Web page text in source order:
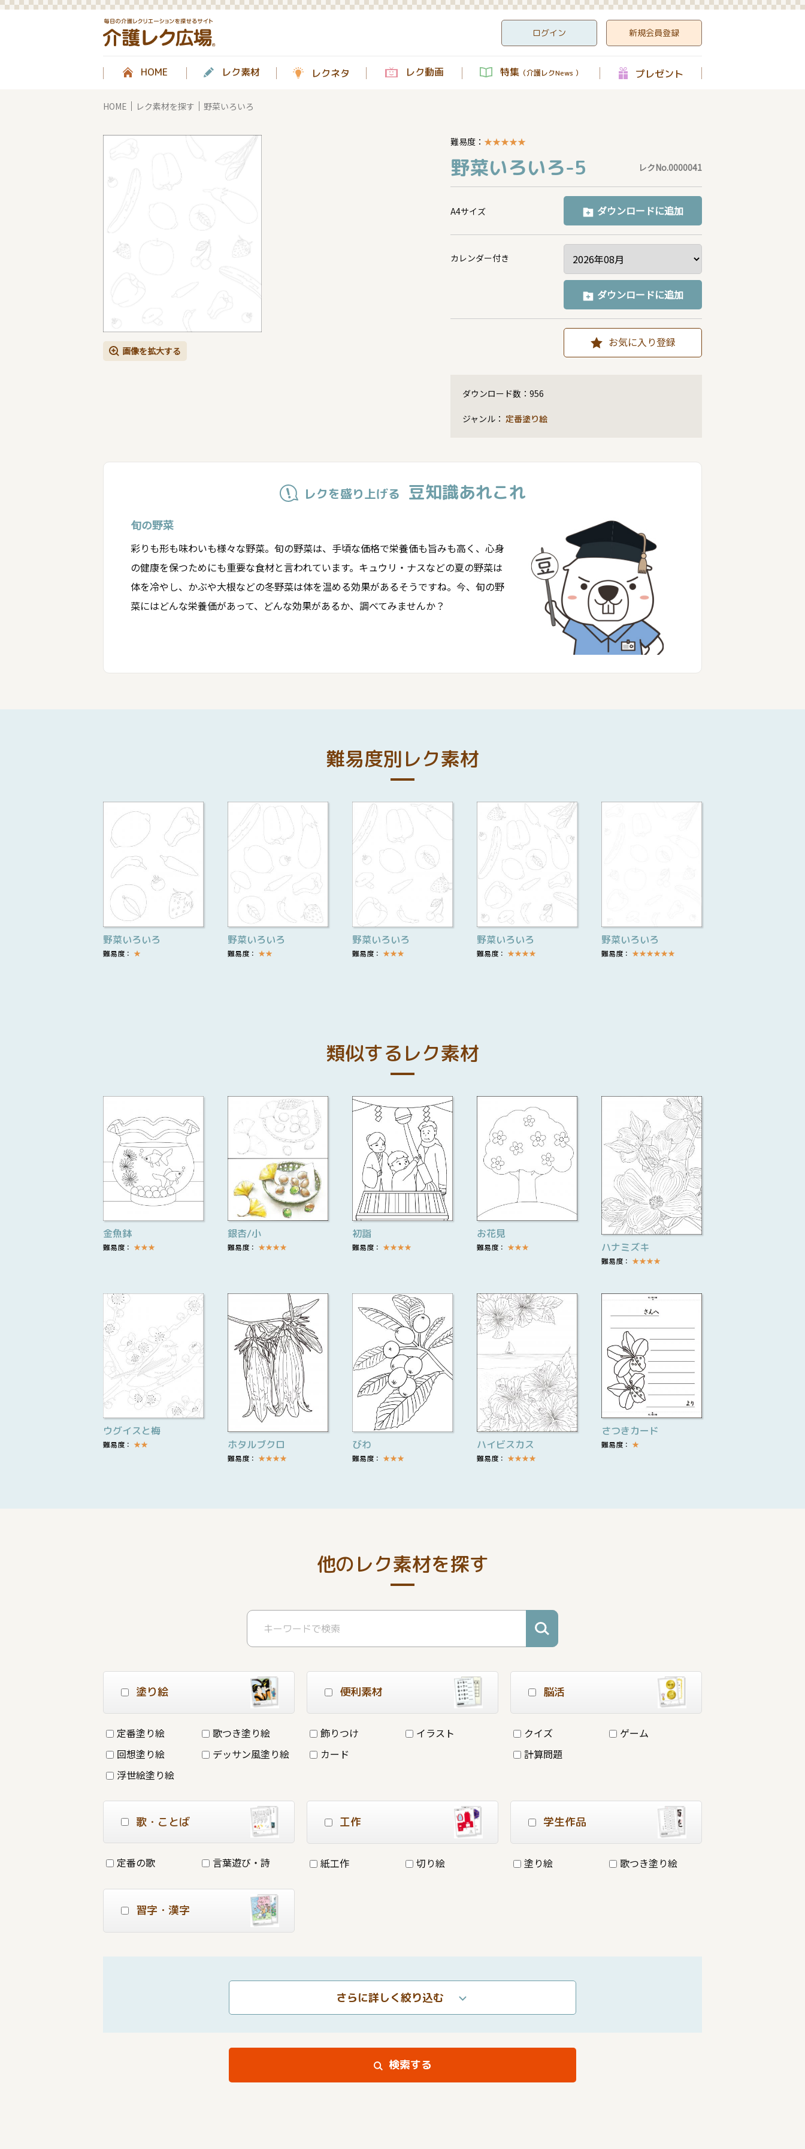
ログイン 新規会員登録
HOME レク素材 レクネタ レク動画 特集 （介護レクNews ） プレゼント
HOME レク素材を探す 野菜いろいろ
画像を拡大する
難易度： ★★★★★
野菜いろいろ-5 レクNo.0000041
A4サイズ ダウンロードに追加
カレンダー付き
ダウンロードに追加
お気に入り登録
ダウンロード数： 956
ジャンル： 定番塗り絵
レクを盛り上げる 豆知識あれこれ
旬の野菜
彩りも形も味わいも様々な野菜。旬の野菜は、手頃な価格で栄養価も旨みも高く、心身
の健康を保つためにも重要な食材と言われています。キュウリ・ナスなどの夏の野菜は
体を冷やし、かぶや大根などの冬野菜は体を温める効果があるそうですね。今、旬の野
菜にはどんな栄養価があって、どんな効果があるか、調べてみませんか？
難易度別レク素材
野菜いろいろ
難易度： ★
野菜いろいろ
難易度： ★★
野菜いろいろ
難易度： ★★★
野菜いろいろ
難易度： ★★★★
野菜いろいろ
難易度： ★★★★★★
類似するレク素材
金魚鉢
難易度： ★★★
銀杏/小
難易度： ★★★★
初詣
難易度： ★★★★
お花見
難易度： ★★★ ハナミズキ
難易度： ★★★★
ウグイスと梅
難易度： ★★ ホタルブクロ
難易度： ★★★★
びわ
難易度： ★★★
ハイビスカス
難易度： ★★★★
さつきカード
難易度： ★
他のレク素材を探す
塗り絵
定番塗り絵
歌つき塗り絵
回想塗り絵
デッサン風塗り絵
浮世絵塗り絵
便利素材
飾りつけ
イラスト
カード
脳活
クイズ
ゲーム
計算問題
歌・ことば
定番の歌 言葉遊び・詩
工作
紙工作 切り絵
学生作品
塗り絵 歌つき塗り絵
習字・漢字
さらに詳しく絞り込む
検索する